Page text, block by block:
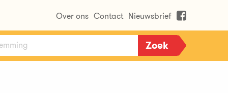
Over ons Contact Nieuwsbrief